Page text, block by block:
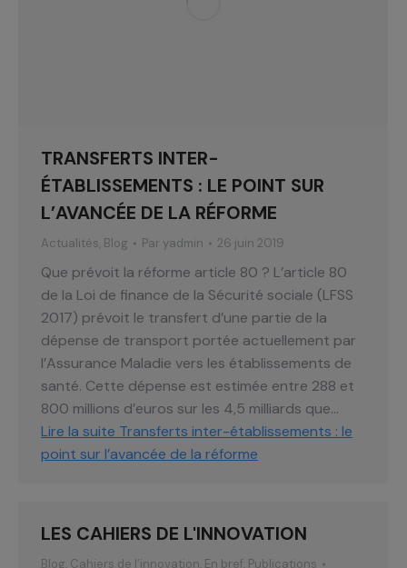
TRANSFERTS INTER-
ÉTABLISSEMENTS : LE POINT SUR
L’AVANCÉE DE LA RÉFORME
Actualités, Blog Par yadmin 26 juin 2019
Que prévoit la réforme article 80 ? L’article 80
de la Loi de finance de la Sécurité sociale (LFSS
2017) prévoit le transfert d’une partie de la
dépense de transport portée actuellement par
l’Assurance Maladie vers les établissements de
santé. Cette dépense est estimée entre 288 et
800 millions d’euros sur les 4,5 milliards que…
Lire la suite Transferts inter-établissements : le
point sur l’avancée de la réforme
LES CAHIERS DE L'INNOVATION
Blog, Cahiers de l’innovation, En bref, Publications